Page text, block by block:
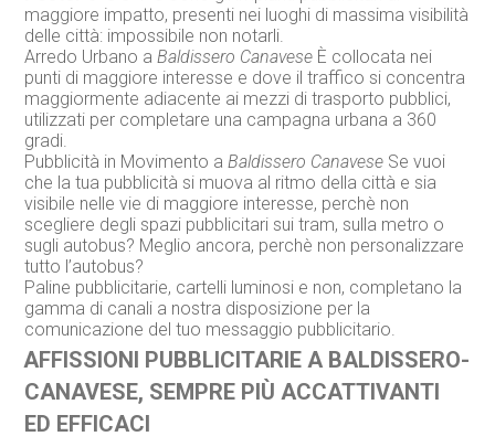
maggiore impatto, presenti nei luoghi di massima visibilità
delle città: impossibile non notarli.
Arredo Urbano a Baldissero Canavese È collocata nei
punti di maggiore interesse e dove il traffico si concentra
maggiormente adiacente ai mezzi di trasporto pubblici,
utilizzati per completare una campagna urbana a 360
gradi.
Pubblicità in Movimento a Baldissero Canavese Se vuoi
che la tua pubblicità si muova al ritmo della città e sia
visibile nelle vie di maggiore interesse, perchè non
scegliere degli spazi pubblicitari sui tram, sulla metro o
sugli autobus? Meglio ancora, perchè non personalizzare
tutto l’autobus?
Paline pubblicitarie, cartelli luminosi e non, completano la
gamma di canali a nostra disposizione per la
comunicazione del tuo messaggio pubblicitario.
AFFISSIONI PUBBLICITARIE A BALDISSERO-
CANAVESE, SEMPRE PIÙ ACCATTIVANTI
ED EFFICACI